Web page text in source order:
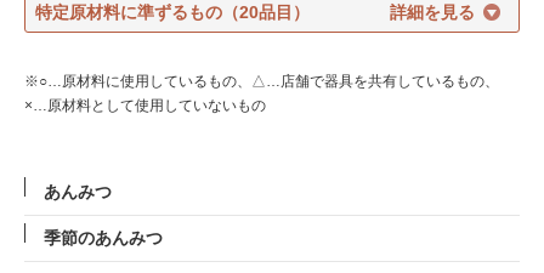
特定原材料に準ずるもの（20品目）
※○…原材料に使用しているもの、△…店舗で器具を共有しているもの、
×…原材料として使用していないもの
あんみつ
季節のあんみつ